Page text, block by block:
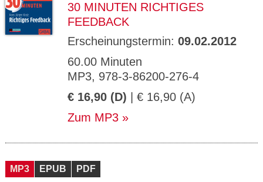
30 MINUTEN RICHTIGES
FEEDBACK
Erscheinungstermin: 09.02.2012
60.00 Minuten
MP3, 978-3-86200-276-4
€ 16,90 (D) | € 16,90 (A)
Zum MP3
MP3 EPUB PDF